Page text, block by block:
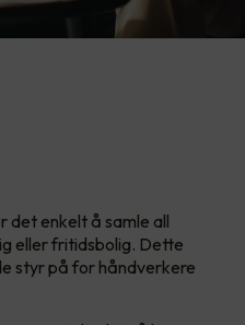
det enkelt å samle all
eller fritidsbolig. Dette
styr på for håndverkere